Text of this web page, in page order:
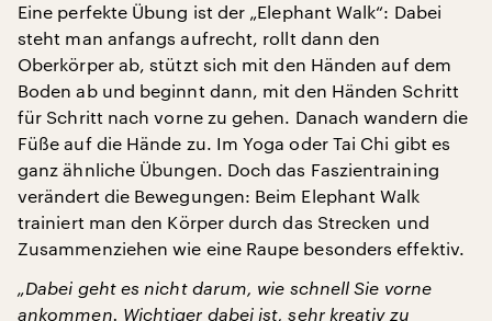
Eine perfekte Übung ist der „Elephant Walk“: Dabei
steht man anfangs aufrecht, rollt dann den
Oberkörper ab, stützt sich mit den Händen auf dem
Boden ab und beginnt dann, mit den Händen Schritt
für Schritt nach vorne zu gehen. Danach wandern die
Füße auf die Hände zu. Im Yoga oder Tai Chi gibt es
ganz ähnliche Übungen. Doch das Faszientraining
verändert die Bewegungen: Beim Elephant Walk
trainiert man den Körper durch das Strecken und
Zusammenziehen wie eine Raupe besonders effektiv.
„Dabei geht es nicht darum, wie schnell Sie vorne
ankommen. Wichtiger dabei ist, sehr kreativ zu